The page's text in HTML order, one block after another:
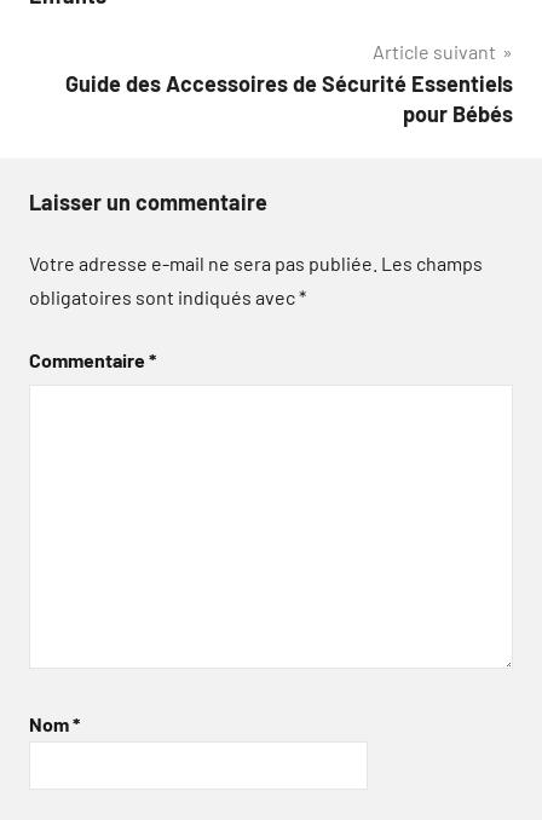
Article suivant
Guide des Accessoires de Sécurité Essentiels
pour Bébés
Laisser un commentaire
Votre adresse e-mail ne sera pas publiée. Les champs
obligatoires sont indiqués avec*
Commentaire*
Nom*